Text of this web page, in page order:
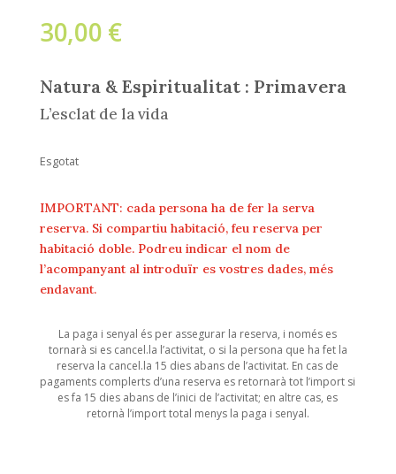
30,00 €
Natura & Espiritualitat : Primavera
L’esclat de la vida
Esgotat
IMPORTANT: cada persona ha de fer la serva
reserva. Si compartiu habitació, feu reserva per
habitació doble. Podreu indicar el nom de
l’acompanyant al introduïr es vostres dades, més
endavant.
La paga i senyal és per assegurar la reserva, i només es
tornarà si es cancel.la l’activitat, o si la persona que ha fet la
reserva la cancel.la 15 dies abans de l’activitat. En cas de
pagaments complerts d’una reserva es retornarà tot l’import si
es fa 15 dies abans de l’inici de l’activitat; en altre cas, es
retornà l’import total menys la paga i senyal.